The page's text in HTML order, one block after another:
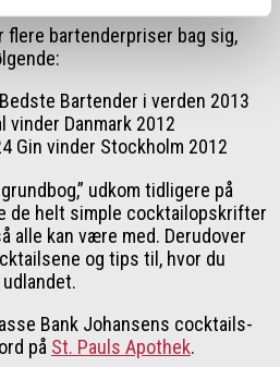
flere bartenderpriser bag sig,
Bartender i verden 2013
vinder Danmark 2012
Gin vinder Stockholm 2012
udkom tidligere på
de helt simple cocktailopskrifter
alle kan være med. Derudover
og tips til, hvor du
Bank Johansens cocktails-
på St. Pauls Apothek.